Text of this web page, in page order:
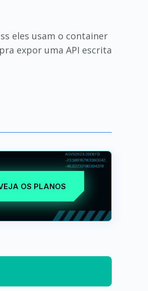
eles usam o container
expor uma API escrita
OS PLANOS